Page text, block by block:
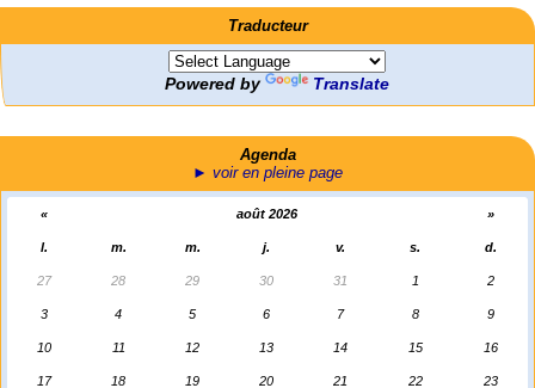
Traducteur
Powered by Translate
Agenda
► voir en pleine page
« août 2026 »
l. m. m. j. v. s. d.
27 28 29 30 31 1 2
3 4 5 6 7 8 9
10 11 12 13 14 15 16
17 18 19 20 21 22 23